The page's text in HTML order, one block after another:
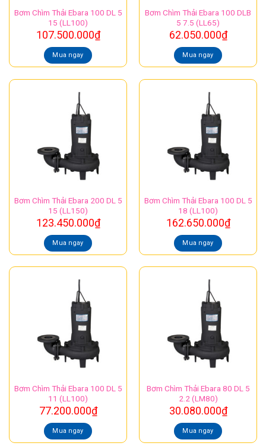
Bơm Chìm Thải Ebara 100 DL 5
15 (LL100)
107.500.000₫
Mua ngay
Bơm Chìm Thải Ebara 100 DLB
5 7.5 (LL65)
62.050.000₫
Mua ngay
Bơm Chìm Thải Ebara 200 DL 5
15 (LL150)
123.450.000₫
Mua ngay
Bơm Chìm Thải Ebara 100 DL 5
18 (LL100)
162.650.000₫
Mua ngay
Bơm Chìm Thải Ebara 100 DL 5
11 (LL100)
77.200.000₫
Mua ngay
Bơm Chìm Thải Ebara 80 DL 5
2.2 (LM80)
30.080.000₫
Mua ngay